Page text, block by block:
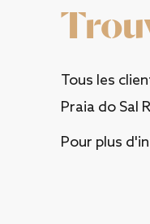
Tous les
Praia do Sal
Pour plus